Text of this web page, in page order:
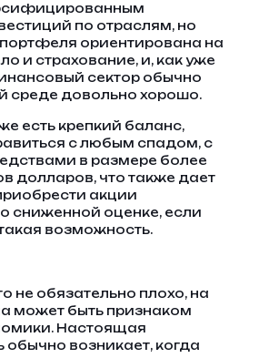
по отраслям, но
ориентирована на
и страхование, и, как уже
сектор обычно
среде довольно хорошо.
есть крепкий баланс,
с любым спадом, с
в размере более
долларов, что также дает
акции
сниженной оценке, если
возможность.
не обязательно плохо, на
может быть признаком
Настоящая
обычно возникает, когда